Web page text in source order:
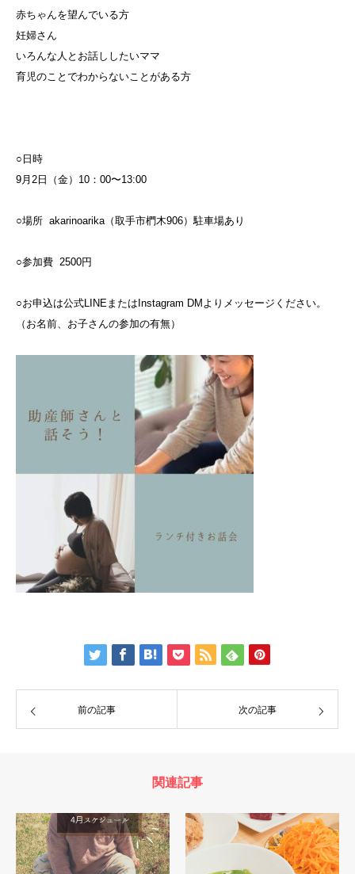
赤ちゃんを望んでいる方
妊婦さん
いろんな人とお話ししたいママ
育児のことでわからないことがある方
○日時
9月2日（金）10：00〜13:00
○場所 akarinoarika（取手市椚木906）駐車場あり
○参加費 2500円
○お申込は公式LINEまたはInstagram DMよりメッセージください。
（お名前、お子さんの参加の有無）
前の記事 次の記事
関連記事